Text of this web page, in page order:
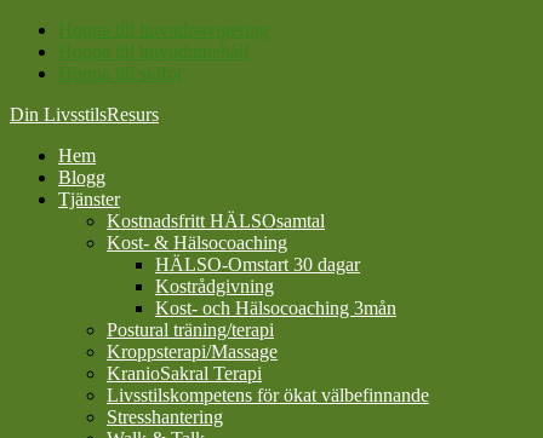
Hoppa till huvudnavigering
Hoppa till huvudinnehåll
Hoppa till sidfot
Din LivsstilsResurs
Hem
Blogg
Tjänster
Kostnadsfritt HÄLSOsamtal
Kost- & Hälsocoaching
HÄLSO-Omstart 30 dagar
Kostrådgivning
Kost- och Hälsocoaching 3mån
Postural träning/terapi
Kroppsterapi/Massage
KranioSakral Terapi
Livsstilskompetens för ökat välbefinnande
Stresshantering